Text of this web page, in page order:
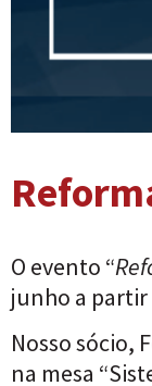
O evento “
junho a partir
Nosso sócio,
na mesa